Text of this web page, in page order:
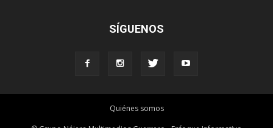
SÍGUENOS
Quiénes somos